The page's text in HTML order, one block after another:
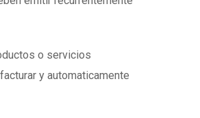
o servicios
y automaticamente